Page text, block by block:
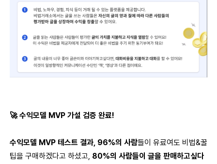
🚀 수익모델 MVP 가설 검증 완료!
수익모델 MVP 테스트 결과, 96%의 사람들이 유료여도 비법&꿀
팁을 구매하겠다고 하셨고, 80%의 사람들이 글을 판매하고싶다